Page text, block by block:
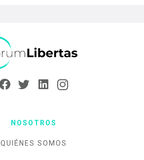
NOSOTROS
QUIÉNES SOMOS